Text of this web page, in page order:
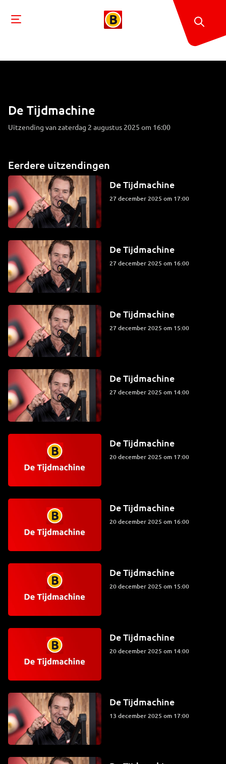
De Tijdmachine
Uitzending van zaterdag 2 augustus 2025 om 16:00
Eerdere uitzendingen
De Tijdmachine
27 december 2025 om 17:00
De Tijdmachine
27 december 2025 om 16:00
De Tijdmachine
27 december 2025 om 15:00
De Tijdmachine
27 december 2025 om 14:00
De Tijdmachine
20 december 2025 om 17:00
De Tijdmachine
20 december 2025 om 16:00
De Tijdmachine
20 december 2025 om 15:00
De Tijdmachine
20 december 2025 om 14:00
De Tijdmachine
13 december 2025 om 17:00